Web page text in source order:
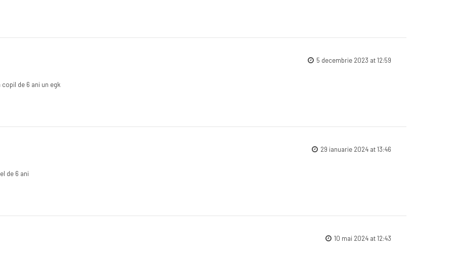
5 decembrie 2023 at 12:59
de 6 ani un egk
29 ianuarie 2024 at 13:46
de 6 ani
10 mai 2024 at 12:43